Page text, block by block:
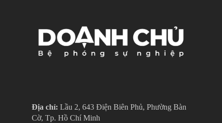
Địa chỉ: Lầu 2, 643 Điện Biên Phủ, Phường Bàn
Cờ, Tp. Hồ Chí Minh